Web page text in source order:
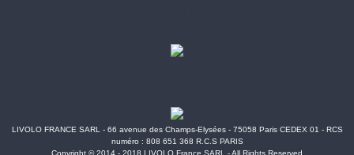
LIVOLO FRANCE SARL - 66 avenue des Champs-Elysées - 75058 Paris CEDEX 01 - RCS
numéro : 808 651 368 R.C.S PARIS
Copyright © 2014 - 2018 LIVOLO France SARL - All Rights Reserved